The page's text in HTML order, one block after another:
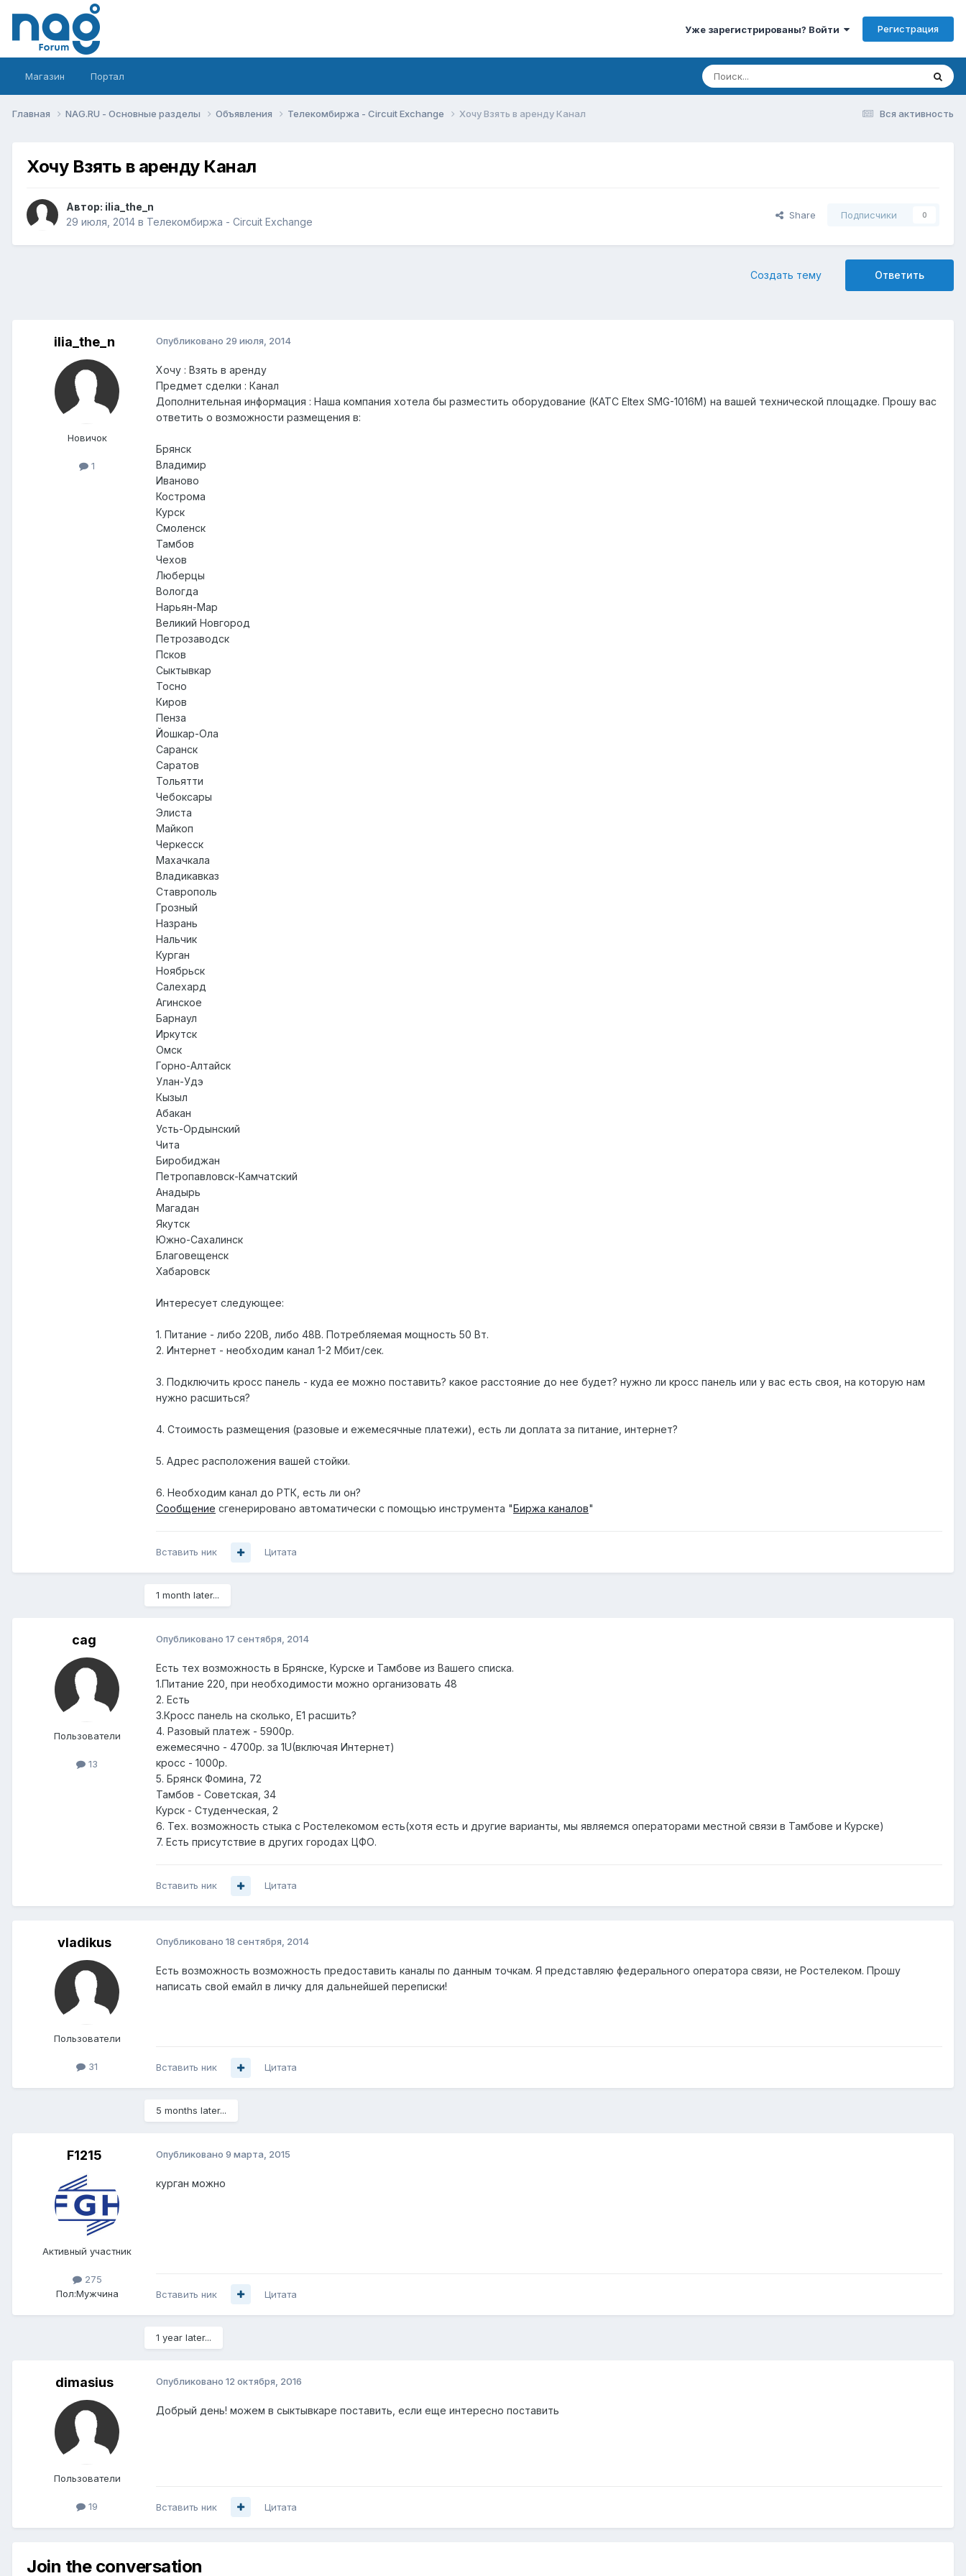
Уже зарегистрированы? Войти Регистрация
Магазин Портал
Вся активность
Главная NAG.RU - Основные разделы Объявления Телекомбиржа - Circuit Exchange Хочу Взять в аренду Канал
Хочу Взять в аренду Канал
Автор: ilia_the_n
29 июля, 2014 в Телекомбиржа - Circuit Exchange
Share Подписчики 0
Ответить
Создать тему
ilia_the_n
Новичок
1
Опубликовано 29 июля, 2014
Хочу : Взять в аренду
Предмет сделки : Канал
Дополнительная информация : Наша компания хотела бы разместить оборудование (КАТС Eltex SMG-1016M) на вашей технической площадке. Прошу вас
ответить о возможности размещения в:
Брянск
Владимир
Иваново
Кострома
Курск
Смоленск
Тамбов
Чехов
Люберцы
Вологда
Нарьян-Мар
Великий Новгород
Петрозаводск
Псков
Сыктывкар
Тосно
Киров
Пенза
Йошкар-Ола
Саранск
Саратов
Тольятти
Чебоксары
Элиста
Майкоп
Черкесск
Махачкала
Владикавказ
Ставрополь
Грозный
Назрань
Нальчик
Курган
Ноябрьск
Салехард
Агинское
Барнаул
Иркутск
Омск
Горно-Алтайск
Улан-Удэ
Кызыл
Абакан
Усть-Ордынский
Чита
Биробиджан
Петропавловск-Камчатский
Анадырь
Магадан
Якутск
Южно-Сахалинск
Благовещенск
Хабаровск
Интересует следующее:
1. Питание - либо 220В, либо 48В. Потребляемая мощность 50 Вт.
2. Интернет - необходим канал 1-2 Мбит/сек.
3. Подключить кросс панель - куда ее можно поставить? какое расстояние до нее будет? нужно ли кросс панель или у вас есть своя, на которую нам
нужно расшиться?
4. Стоимость размещения (разовые и ежемесячные платежи), есть ли доплата за питание, интернет?
5. Адрес расположения вашей стойки.
6. Необходим канал до РТК, есть ли он?
Сообщение сгенерировано автоматически с помощью инструмента "Биржа каналов"
Вставить ник Цитата
1 month later...
cag
Пользователи
13
Опубликовано 17 сентября, 2014
Есть тех возможность в Брянске, Курске и Тамбове из Вашего списка.
1.Питание 220, при необходимости можно организовать 48
2. Есть
3.Кросс панель на сколько, Е1 расшить?
4. Разовый платеж - 5900р.
ежемесячно - 4700р. за 1U(включая Интернет)
кросс - 1000р.
5. Брянск Фомина, 72
Тамбов - Советская, 34
Курск - Студенческая, 2
6. Тех. возможность стыка с Ростелекомом есть(хотя есть и другие варианты, мы являемся операторами местной связи в Тамбове и Курске)
7. Есть присутствие в других городах ЦФО.
Вставить ник Цитата
vladikus
Пользователи
31
Опубликовано 18 сентября, 2014
Есть возможность возможность предоставить каналы по данным точкам. Я представляю федерального оператора связи, не Ростелеком. Прошу
написать свой емайл в личку для дальнейшей переписки!
Вставить ник Цитата
5 months later...
F1215
Активный участник
275
Пол:Мужчина
Опубликовано 9 марта, 2015
курган можно
Вставить ник Цитата
1 year later...
dimasius
Пользователи
19
Опубликовано 12 октября, 2016
Добрый день! можем в сыктывкаре поставить, если еще интересно поставить
Вставить ник Цитата
Join the conversation